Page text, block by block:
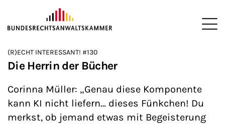
ZUM HAUPTINHALT SPRINGEN
Sie befinden sich hier:
>
Startseite
>
Newsroom
>
Podcasts
(R)ECHT INTERESSANT! #130
Die Herrin der Bücher
Corinna Müller: „Genau diese Komponente
kann KI nicht liefern… dieses Fünkchen! Du
merkst, ob jemand etwas mit Begeisterung